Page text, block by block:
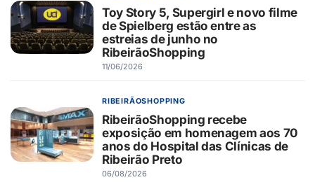
Toy Story 5, Supergirl e novo filme
de Spielberg estão entre as
estreias de junho no
RibeirãoShopping
11/06/2026
RIBEIRÃOSHOPPING
RibeirãoShopping recebe
exposição em homenagem aos 70
anos do Hospital das Clínicas de
Ribeirão Preto
06/08/2026